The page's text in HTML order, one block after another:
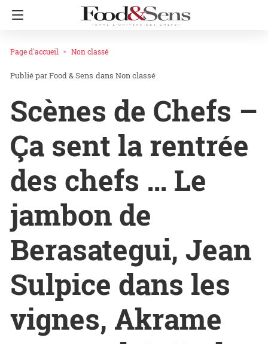
Page d'accueil Non classé
Food & Sens dans Non classé
Scènes de Chefs –
Ça sent la rentrée
des chefs … Le
jambon de
Berasategui, Jean
Sulpice dans les
vignes, Akrame